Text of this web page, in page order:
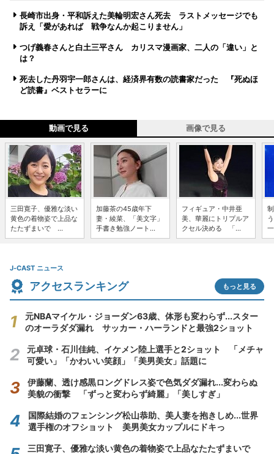
長崎市出身・平和訴えた美輪明宏さん死去 ラストメッセージでも
訴え「愛があれば 戦争なんか起こりません」
つげ義春さんと白土三平さん カリスマ漫画家、二人の「違い」と
は？
死去した丹羽宇一郎さんは、経済界有数の読書家だった 『死ぬほ
ど読書』ベストセラーに
動画で見る 画像で見る
三田寛子、優雅な淡い
黄色の着物姿で上品な
たたずまいで ...
加藤茶の45歳年下
妻・綾菜、「美文字」
手書き勉強ノート...
フィギュア・中井亜
美、華麗にトリプルア
クセル決める 「...
J-CAST ニュース
アクセスランキング もっと見る
元NBAマイケル・ジョーダン63歳、体形も変わらず...スター
のオーラダダ漏れ サッカー・ハーランドと最強2ショット
元卓球・石川佳純、イケメン陸上選手と2ショット 「メチャ
可愛い」「かわいい笑顔」「美男美女」話題に
伊藤蘭、透け感黒ロングドレス姿で色気ダダ漏れ...変わらぬ
美貌の衝撃 「ずっと変わらず綺麗」「美しすぎ」
国際結婚のフェンシング松山恭助、美人妻を抱きしめ...世界
選手権のオフショット 美男美女カップルにドキっ
三田寛子、優雅な淡い黄色の着物姿で上品なたたずまいで